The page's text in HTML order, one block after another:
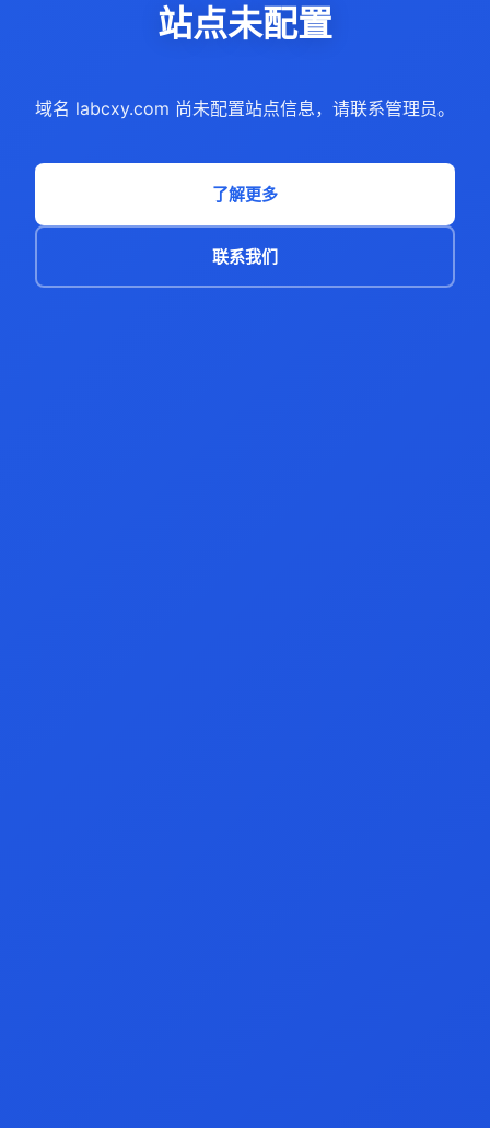
站点未配置
域名 labcxy.com 尚未配置站点信息，请联系管理员。
了解更多
联系我们